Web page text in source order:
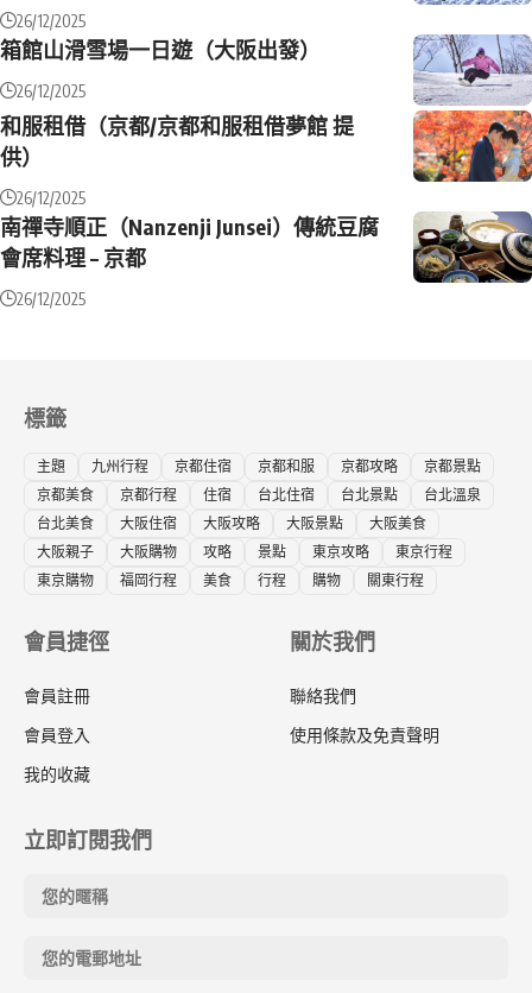
大石公園一日遊 （東京站或新宿站出發）
26/12/2025
箱館山滑雪場一日遊（大阪出發）
26/12/2025
和服租借（京都/京都和服租借夢館 提
供）
26/12/2025
南禪寺順正（Nanzenji Junsei）傳統豆腐
會席料理 – 京都
26/12/2025
標籤
主題 九州行程 京都住宿 京都和服 京都攻略
京都景點
京都美食
京都行程 住宿 台北住宿 台北景點
台北溫泉
台北美食
大阪住宿 大阪攻略 大阪景點
大阪美食
大阪親子
大阪購物 攻略 景點 東京攻略
東京行程
東京購物
福岡行程 美食 行程 購物 關東行程
會員捷徑
會員註冊
會員登入
我的收藏
關於我們
聯絡我們
使用條款及免責聲明
立即訂閱我們